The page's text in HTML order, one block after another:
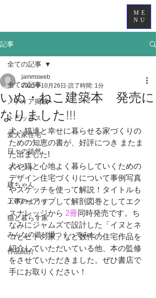
ME
NU
記事
全ての記事
メディア掲載
トピックス
愛犬家住宅
日々の徒然
イベント
建ちゃん
工事のようす
猫と暮らす家
みんなの遊び場つくってみた！
作品紹介
全ての記事
いぬ・ねこ建築本 発売に
なりました!!!
jammsweb
2023年10月26日 読了時間: 1分
犬・猫達と幸せに暮らせる家づくりの
ための知恵の書が、好評につき またま
た出ました!
犬や猫と心地よく暮らしていくための
デザイン住宅づくりについて事例写真
やスケッチを使って解説！タイトルも
パワーアップして解剖図巻としてエク
スナレッジから 2冊同時発売です。ち
なみにジャムズで設計した「イヌとネ
コとヒトの家」など数件の住宅作品を
紹介していただいている他、本の監修
をさせていただきました。ぜひ書店で
手にお取りください！